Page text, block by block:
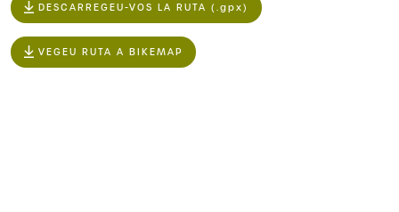
DESCARREGEU-VOS LA RUTA (.gpx)
VEGEU RUTA A BIKEMAP